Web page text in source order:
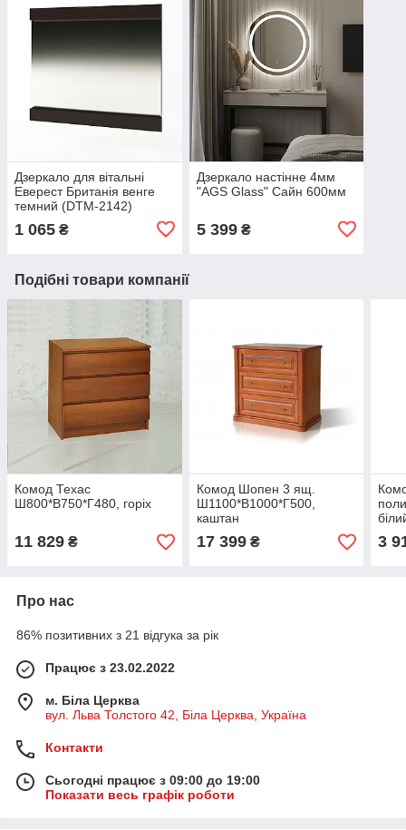
Дзеркало для вітальні
Еверест Британія венге
темний (DTM-2142)
1 065 ₴
Дзеркало настінне 4мм
"AGS Glass" Сайн 600мм
5 399₴
Подібні товари компанії
Комод Техас
Ш800*В750*Г480, горіх
11 829 ₴
Комод Шопен 3 ящ.
Ш1100*В1000*Г500,
каштан
17 399₴ 3
Про нас
86% позитивних з 21 відгука за рік
Працює з 23.02.2022
м. Біла Церква
вул. Льва Толстого 42, Біла Церква, Україна
Контакти
Сьогодні працює з 09:00 до 19:00
Показати весь графік роботи